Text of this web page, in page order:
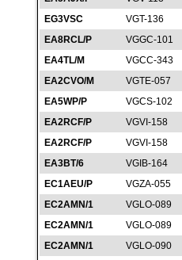
EG3VSC
VGT-136
EA8RCL/P
VGGC-101
EA4TL/M
VGCC-343
EA2CVO/M
VGTE-057
EA5WP/P
VGCS-102
EA2RCF/P
VGVI-158
EA2RCF/P
VGVI-158
EA3BT/6
VGIB-164
EC1AEU/P
VGZA-055
EC2AMN/1
VGLO-089
EC2AMN/1
VGLO-089
EC2AMN/1
VGLO-090